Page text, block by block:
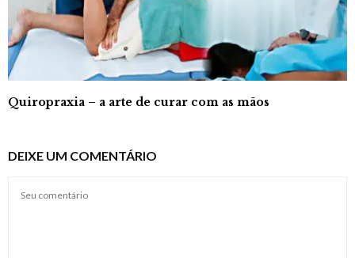
Quiropraxia – a arte de curar com as mãos
DEIXE UM COMENTÁRIO